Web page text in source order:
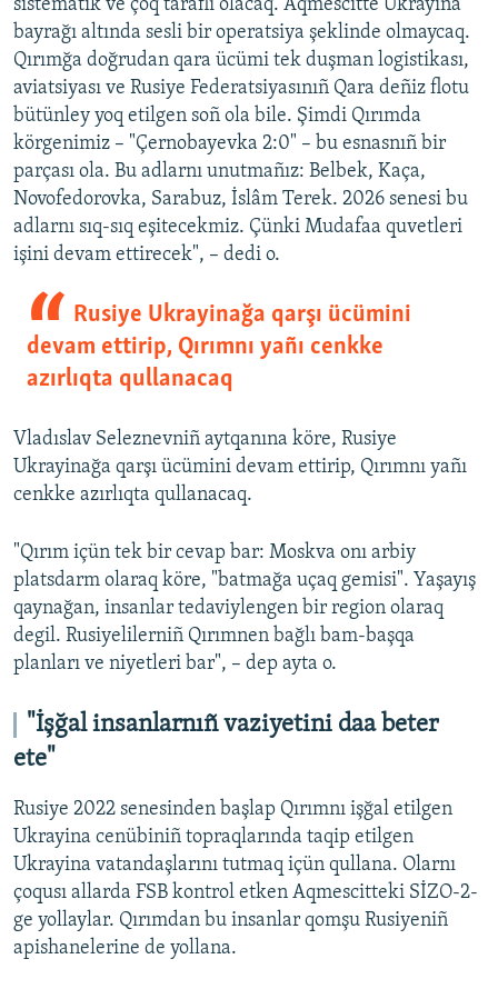
sistematik ve çoq taraflı olacaq. Aqmescitte Ukrayina
bayrağı altında sesli bir operatsiya şeklinde olmaycaq.
Qırımğa doğrudan qara ücümi tek duşman logistikası,
aviatsiyası ve Rusiye Federatsiyasınıñ Qara deñiz flotu
bütünley yoq etilgen soñ ola bile. Şimdi Qırımda
körgenimiz – "Çernobayevka 2:0" – bu esnasnıñ bir
parçası ola. Bu adlarnı unutmañız: Belbek, Kaça,
Novofedorovka, Sarabuz, İslâm Terek. 2026 senesi bu
adlarnı sıq-sıq eşitecekmiz. Çünki Mudafaa quvetleri
işini devam ettirecek", – dedi o.
Rusiye Ukrayinağa qarşı ücümini
devam ettirip, Qırımnı yañı cenkke
azırlıqta qullanacaq
Vladıslav Seleznevniñ aytqanına köre, Rusiye
Ukrayinağa qarşı ücümini devam ettirip, Qırımnı yañı
cenkke azırlıqta qullanacaq.
"Qırım içün tek bir cevap bar: Moskva onı arbiy
platsdarm olaraq köre, "batmağa uçaq gemisi". Yaşayış
qaynağan, insanlar tedaviylengen bir region olaraq
degil. Rusiyelilerniñ Qırımnen bağlı bam-başqa
planları ve niyetleri bar", – dep ayta o.
"İşğal insanlarnıñ vaziyetini daa beter
ete"
Rusiye 2022 senesinden başlap Qırımnı işğal etilgen
Ukrayina cenübiniñ topraqlarında taqip etilgen
Ukrayina vatandaşlarını tutmaq içün qullana. Olarnı
çoqusı allarda FSB kontrol etken Aqmescitteki SİZO-2-
ge yollaylar. Qırımdan bu insanlar qomşu Rusiyeniñ
apishanelerine de yollana.